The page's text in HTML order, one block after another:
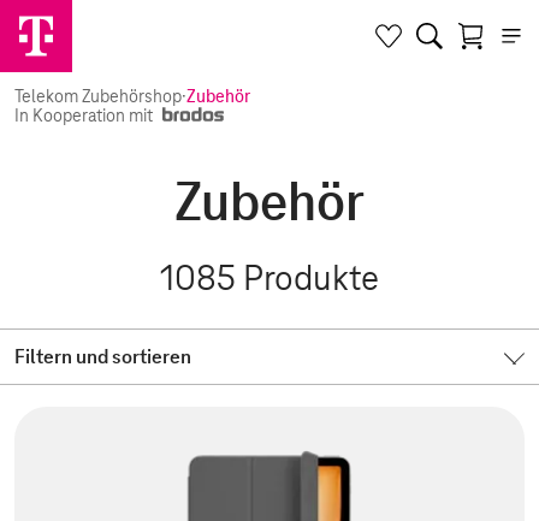
Telekom Zubehörshop·Zubehör
In Kooperation mit
Zubehör
1085 Produkte
Filtern und sortieren